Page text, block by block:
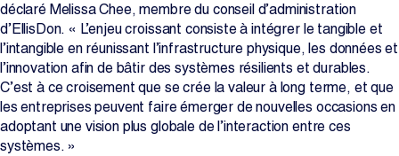
déclaré Melissa Chee, membre du conseil d’administration
d’EllisDon. « L’enjeu croissant consiste à intégrer le tangible et
l’intangible en réunissant l’infrastructure physique, les données et
l’innovation afin de bâtir des systèmes résilients et durables.
C’est à ce croisement que se crée la valeur à long terme, et que
les entreprises peuvent faire émerger de nouvelles occasions en
adoptant une vision plus globale de l’interaction entre ces
systèmes. »